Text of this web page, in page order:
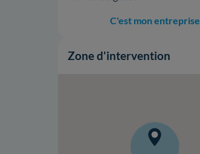
C'est mon entreprise
Zone d'intervention